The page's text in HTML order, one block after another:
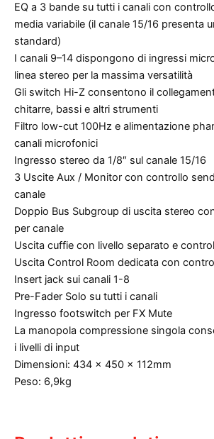
EQ a 3 bande su tutti i canali con
media variabile (il canale 15/16 presenta
standard)
I canali 9–14 dispongono di ingressi
linea stereo per la massima versatilità
Gli switch Hi-Z consentono il
chitarre, bassi e altri strumenti
Filtro low-cut 100Hz e alimentazione
canali microfonici
Ingresso stereo da 1/8″ sul canale 15/16
3 Uscite Aux / Monitor con controllo
canale
Doppio Bus Subgroup di uscita stereo
per canale
Uscita cuffie con livello separato e
Uscita Control Room dedicata con
Insert jack sui canali 1-8
Pre-Fader Solo su tutti i canali
Ingresso footswitch per FX Mute
La manopola compressione singola
i livelli di input
Dimensioni: 434 x 450 x 112mm
Peso: 6,9kg